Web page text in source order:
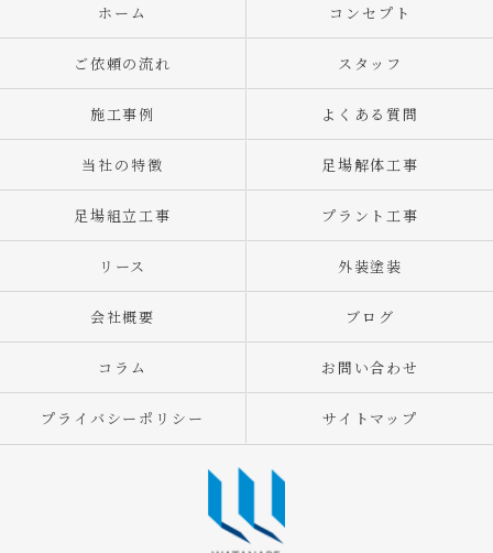
ホーム コンセプト
ご依頼の流れ スタッフ
施工事例 よくある質問
当社の特徴 足場解体工事
足場組立工事 プラント工事
リース 外装塗装
会社概要 ブログ
コラム お問い合わせ
プライバシーポリシー サイトマップ